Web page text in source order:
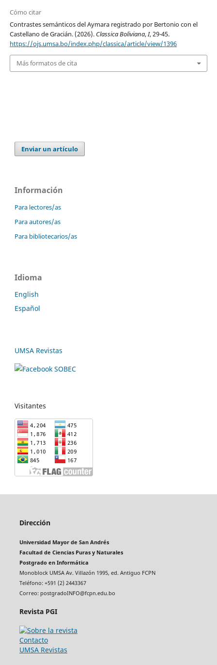
Cómo citar
Contrastes semánticos del Aymara registrado por Bertonio con el
Castellano de Gracián. (2026). Classica Boliviana,I, 29-45.
https://ojs.umsa.bo/index.php/classica/article/view/1396
Más formatos de cita
Enviar un artículo
Información
Para lectores/as
Para autores/as
Para bibliotecarios/as
Idioma
English
Español
UMSA Revistas
Visitantes
Dirección
Universidad Mayor de San Andrés
Facultad de Ciencias Puras y Naturales
Postgrado en Informática
Monoblock UMSA Av. Villazón 1995, ed. Antiguo FCPN
Teléfono: +591 (2) 2443367
Correo: postgradoINFO@fcpn.edu.bo
Revista PGI
Contacto
UMSA Revistas